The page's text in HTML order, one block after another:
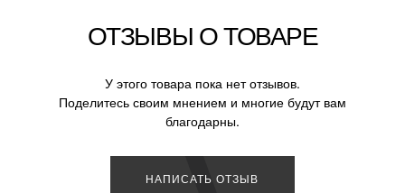
ОТЗЫВЫ О ТОВАРЕ
У этого товара пока нет отзывов.
Поделитесь своим мнением и многие будут вам
благодарны.
НАПИСАТЬ ОТЗЫВ